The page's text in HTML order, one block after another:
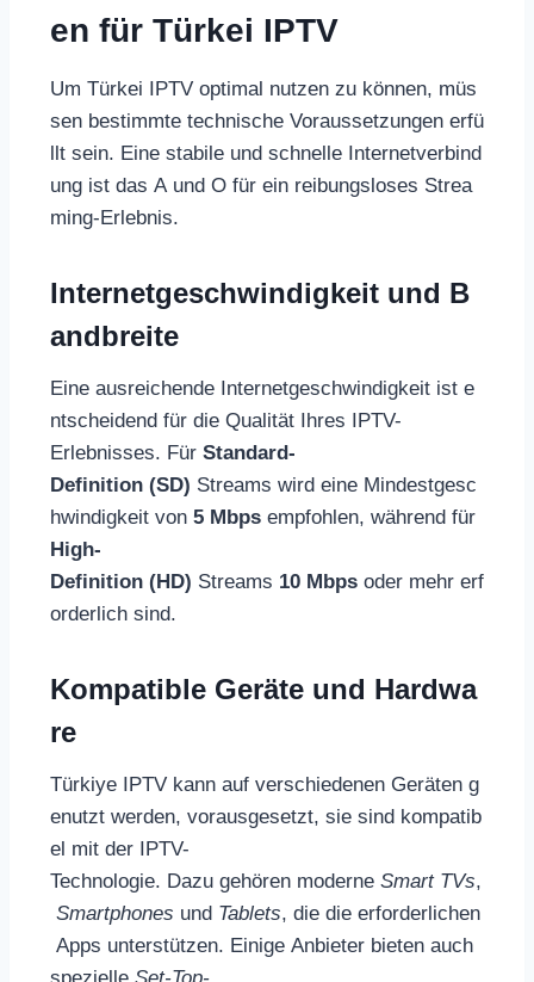
en für Türkei IPTV
Um Türkei IPTV optimal nutzen zu können, müs
sen bestimmte technische Voraussetzungen erfü
llt sein. Eine stabile und schnelle Internetverbind
ung ist das A und O für ein reibungsloses Strea
ming-Erlebnis.
Internetgeschwindigkeit und B
andbreite
Eine ausreichende Internetgeschwindigkeit ist e
ntscheidend für die Qualität Ihres IPTV-
Erlebnisses. Für Standard-
Definition (SD) Streams wird eine Mindestgesc
hwindigkeit von 5 Mbps empfohlen, während für
High-
Definition (HD) Streams 10 Mbps oder mehr erf
orderlich sind.
Kompatible Geräte und Hardwa
re
Türkiye IPTV kann auf verschiedenen Geräten g
enutzt werden, vorausgesetzt, sie sind kompatib
el mit der IPTV-
Technologie. Dazu gehören moderne Smart TVs,
Smartphones und Tablets, die die erforderlichen
Apps unterstützen. Einige Anbieter bieten auch